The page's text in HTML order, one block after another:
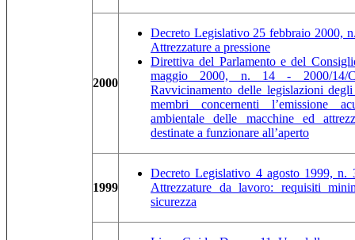
2000
Decreto Legislativo 25 febbraio 2000,
Attrezzature a pressione
Direttiva del Parlamento e del
maggio 2000, n. 14 - 2000/14/
Ravvicinamento delle legislazioni
membri concernenti l’emissione
ambientale delle macchine ed
destinate a funzionare all’aperto
1999
Decreto Legislativo 4 agosto 1999, n.
Attrezzature da lavoro: requisiti
sicurezza